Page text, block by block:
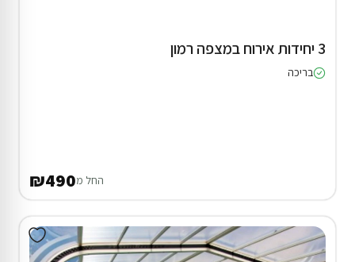
3 יחידות אירוח במצפה רמון
בריכה
החל מ₪490